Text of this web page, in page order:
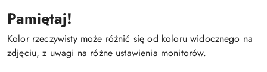
Pamiętaj!
Kolor rzeczywisty może różnić się od koloru widocznego na
zdjęciu, z uwagi na różne ustawienia monitorów.